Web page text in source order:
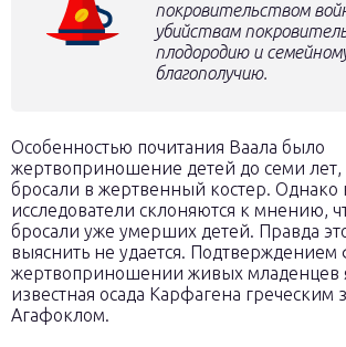
покровительством
убийствам
плодородию и
благополучию.
Особенностью почитания Ваала было
жертвоприношение детей до семи
бросали в жертвенный костер. Однако
исследователи склоняются к мнению,
бросали уже умерших детей. Правда
выяснить не удается. Подтверждением
жертвоприношении живых младенцев
известная осада Карфагена греческим
Агафоклом.